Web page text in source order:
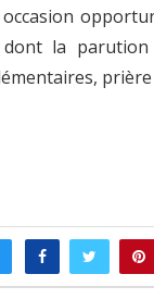
dont la